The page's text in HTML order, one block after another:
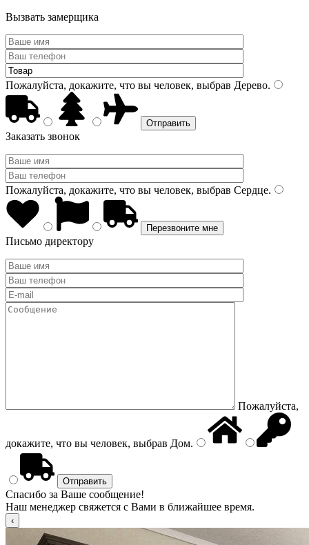
Вызвать замерщика
Пожалуйста, докажите, что вы человек, выбрав Дерево.
Заказать звонок
Пожалуйста, докажите, что вы человек, выбрав Сердце.
Письмо директору
Пожалуйста,
докажите, что вы человек, выбрав Дом.
Спасибо за Ваше сообщение!
Наш менеджер свяжется с Вами в ближайшее время.